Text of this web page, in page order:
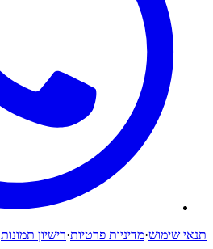
תנאי שימוש·מדיניות פרטיות·רישיון תמונות